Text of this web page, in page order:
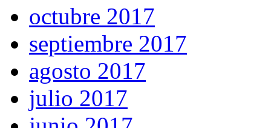
octubre 2017
septiembre 2017
agosto 2017
julio 2017